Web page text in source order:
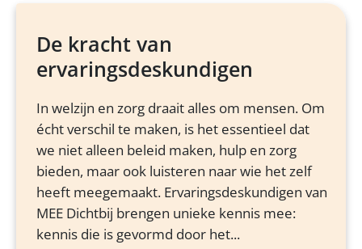
De kracht van
ervaringsdeskundigen
In welzijn en zorg draait alles om mensen. Om
écht verschil te maken, is het essentieel dat
we niet alleen beleid maken, hulp en zorg
bieden, maar ook luisteren naar wie het zelf
heeft meegemaakt. Ervaringsdeskundigen van
MEE Dichtbij brengen unieke kennis mee:
kennis die is gevormd door het...